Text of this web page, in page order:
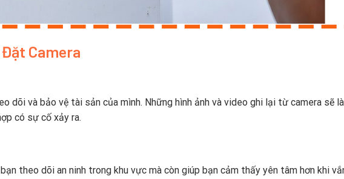
Camera
dõi và bảo vệ tài sản của mình. Những hình ảnh và video ghi lại từ camera sẽ
có sự cố xảy ra.
theo dõi an ninh trong khu vực mà còn giúp bạn cảm thấy yên tâm hơn khi